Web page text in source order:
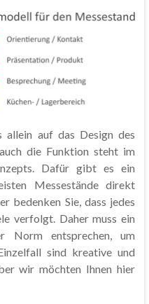
allein auf das Design des
die Funktion steht im
Dafür gibt es ein
Messestände direkt
bedenken Sie, dass jedes
verfolgt. Daher muss ein
Norm entsprechen, um
sind kreative und
wir möchten Ihnen hier